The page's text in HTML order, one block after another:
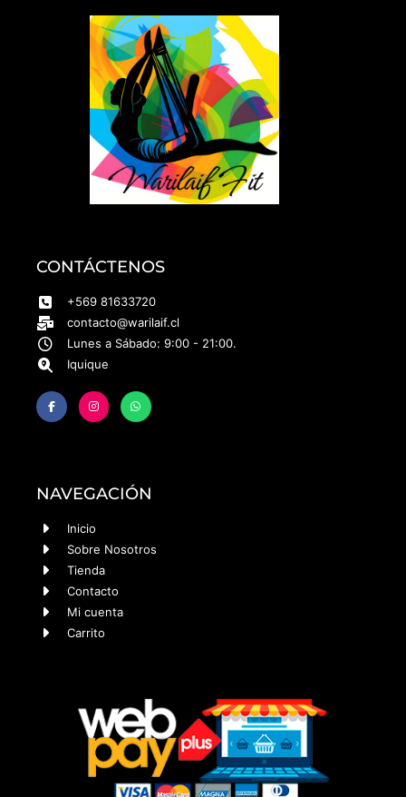
CONTÁCTENOS
+569 81633720
contacto@warilaif.cl
Lunes a Sábado: 9:00 - 21:00.
Iquique
NAVEGACIÓN
Inicio
Sobre Nosotros
Tienda
Contacto
Mi cuenta
Carrito